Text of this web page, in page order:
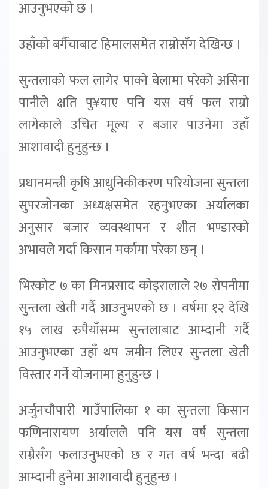
आउनुभएको छ ।
उहाँको बगैँचाबाट हिमालसमेत राम्रोसँग देखिन्छ ।
सुन्तलाको फल लागेर पाक्ने बेलामा परेको असिना
पानीले क्षति पु¥याए पनि यस वर्ष फल राम्रो
लागेकाले उचित मूल्य र बजार पाउनेमा उहाँ
आशावादी हुनुहुन्छ ।
प्रधानमन्त्री कृषि आधुनिकीकरण परियोजना सुन्तला
सुपरजोनका अध्यक्षसमेत रहनुभएका अर्यालका
अनुसार बजार व्यवस्थापन र शीत भण्डारको
अभावले गर्दा किसान मर्कामा परेका छन् ।
भिरकोट ७ का मिनप्रसाद कोइरालाले २७ रोपनीमा
सुन्तला खेती गर्दै आउनुभएको छ । वर्षमा १२ देखि
१५ लाख रुपैयाँसम्म सुन्तलाबाट आम्दानी गर्दै
आउनुभएका उहाँ थप जमीन लिएर सुन्तला खेती
विस्तार गर्ने योजनामा हुनुहुन्छ ।
अर्जुनचौपारी गाउँपालिका १ का सुन्तला किसान
फणिनारायण अर्यालले पनि यस वर्ष सुन्तला
राम्रैसँग फलाउनुभएको छ र गत वर्ष भन्दा बढी
आम्दानी हुनेमा आशावादी हुनुहुन्छ ।